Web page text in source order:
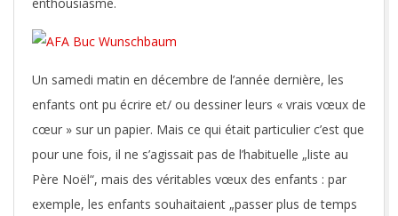
Un samedi matin en décembre de l’année dernière, les
enfants ont pu écrire et/ ou dessiner leurs « vrais vœux de
cœur » sur un papier. Mais ce qui était particulier c’est que
pour une fois, il ne s’agissait pas de l’habituelle „liste au
Père Noël“, mais des véritables vœux des enfants : par
exemple, les enfants souhaitaient „passer plus de temps